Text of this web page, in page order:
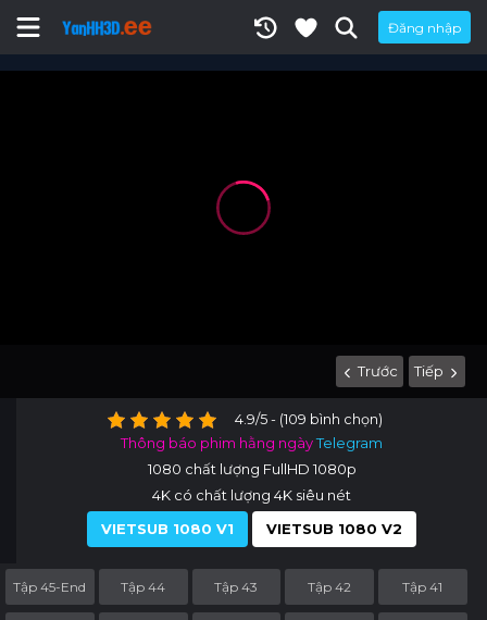
Đăng nhập
Trước Tiếp
4.9/5 - (109 bình chọn)
Thông báo phim hằng ngàyTelegram
1080 chất lượng FullHD 1080p
4K có chất lượng 4K siêu nét
VIETSUB 1080 V1
VIETSUB 1080 V2
Tập 45-End Tập 44 Tập 43 Tập 42 Tập 41